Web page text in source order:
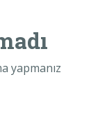
yapmanız